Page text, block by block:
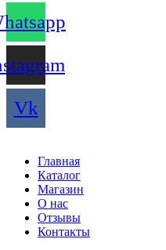
Vk
Главная
Каталог
Магазин
О нас
Отзывы
Контакты